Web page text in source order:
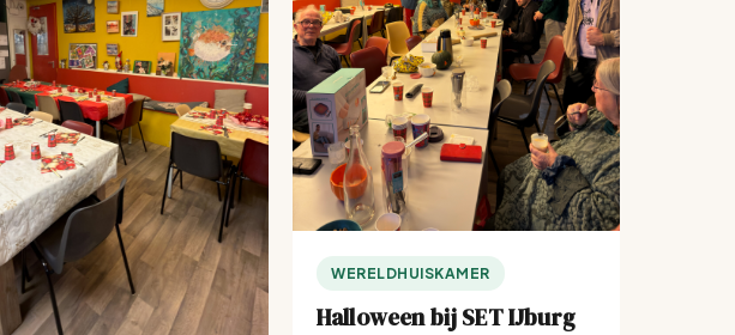
WERELDHUISKAMER
Halloween bij SET IJburg